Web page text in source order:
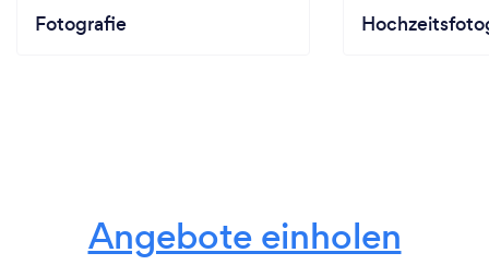
Fotografie
Angebote einholen